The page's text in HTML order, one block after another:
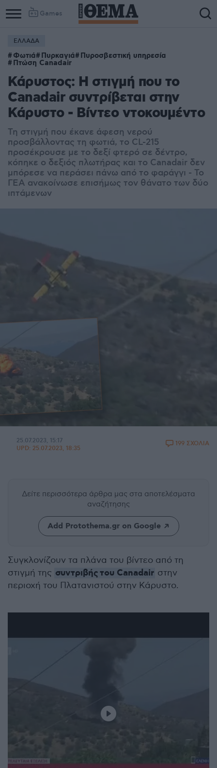
Games
ΕΛΛΑΔΑ
Φωτιά Πυρκαγιά Πυροσβεστική υπηρεσία
Πτώση Canadair
Κάρυστος: Η στιγμή που το
Canadair συντρίβεται στην
Κάρυστο - Βίντεο ντοκουμέντο
Τη στιγμή που έκανε άφεση νερού
προσβάλλοντας τη φωτιά, το CL-215
προσέκρουσε με το δεξί φτερό σε δέντρο,
κόπηκε ο δεξιός πλωτήρας και το Canadair δεν
μπόρεσε να περάσει πάνω από το φαράγγι - Το
ΓΕΑ ανακοίνωσε επισήμως τον θάνατο των δύο
ιπτάμενων
25.07.2023, 15:17
UPD: 25.07.2023, 18:35
199 ΣΧΟΛΙΑ
Δείτε περισσότερα άρθρα μας στα αποτελέσματα
αναζήτησης
Add Protothema.gr on Google
Συγκλονίζουν τα πλάνα του βίντεο από τη
στιγμή της συντριβής του Canadair στην
περιοχή του Πλατανιστού στην Κάρυστο.